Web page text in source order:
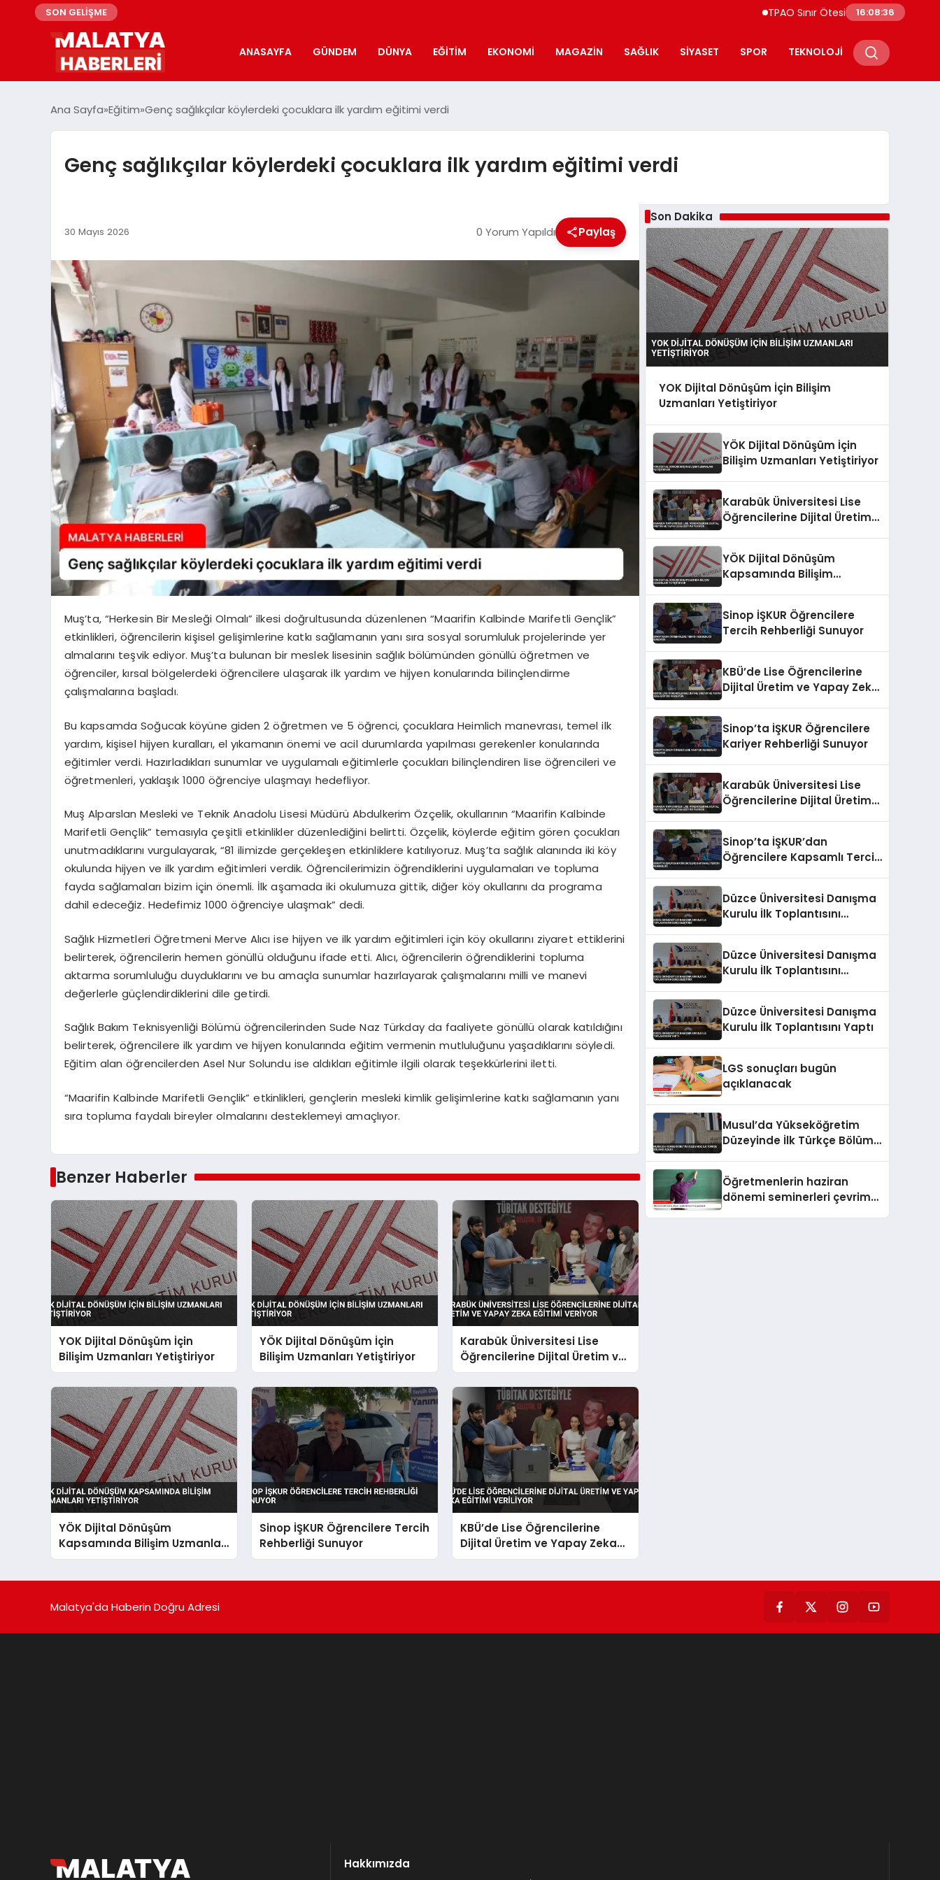
SON GELİŞME TPAO Sınır Ötesi Ortaklıklarını
16:08:37
ANASAYFA GÜNDEM DÜNYA EĞITIM EKONOMI MAGAZIN SAĞLIK SIYASET SPOR TEKNOLOJI
Ana Sayfa Eğitim Genç sağlıkçılar köylerdeki çocuklara ilk yardım eğitimi verdi
Genç sağlıkçılar köylerdeki çocuklara ilk yardım eğitimi verdi
30 Mayıs 2026 0 Yorum Yapıldı Paylaş
Muş’ta, “Herkesin Bir Mesleği Olmalı” ilkesi doğrultusunda düzenlenen “Maarifin Kalbinde Marifetli Gençlik”
etkinlikleri, öğrencilerin kişisel gelişimlerine katkı sağlamanın yanı sıra sosyal sorumluluk projelerinde yer
almalarını teşvik ediyor. Muş’ta bulunan bir meslek lisesinin sağlık bölümünden gönüllü öğretmen ve
öğrenciler, kırsal bölgelerdeki öğrencilere ulaşarak ilk yardım ve hijyen konularında bilinçlendirme
çalışmalarına başladı.
Bu kapsamda Soğucak köyüne giden 2 öğretmen ve 5 öğrenci, çocuklara Heimlich manevrası, temel ilk
yardım, kişisel hijyen kuralları, el yıkamanın önemi ve acil durumlarda yapılması gerekenler konularında
eğitimler verdi. Hazırladıkları sunumlar ve uygulamalı eğitimlerle çocukları bilinçlendiren lise öğrencileri ve
öğretmenleri, yaklaşık 1000 öğrenciye ulaşmayı hedefliyor.
Muş Alparslan Mesleki ve Teknik Anadolu Lisesi Müdürü Abdulkerim Özçelik, okullarının “Maarifin Kalbinde
Marifetli Gençlik” temasıyla çeşitli etkinlikler düzenlediğini belirtti. Özçelik, köylerde eğitim gören çocukları
unutmadıklarını vurgulayarak, “81 ilimizde gerçekleşen etkinliklere katılıyoruz. Muş’ta sağlık alanında iki köy
okulunda hijyen ve ilk yardım eğitimleri verdik. Öğrencilerimizin öğrendiklerini uygulamaları ve topluma
fayda sağlamaları bizim için önemli. İlk aşamada iki okulumuza gittik, diğer köy okullarını da programa
dahil edeceğiz. Hedefimiz 1000 öğrenciye ulaşmak” dedi.
Sağlık Hizmetleri Öğretmeni Merve Alıcı ise hijyen ve ilk yardım eğitimleri için köy okullarını ziyaret ettiklerini
belirterek, öğrencilerin hemen gönüllü olduğunu ifade etti. Alıcı, öğrencilerin öğrendiklerini topluma
aktarma sorumluluğu duyduklarını ve bu amaçla sunumlar hazırlayarak çalışmalarını milli ve manevi
değerlerle güçlendirdiklerini dile getirdi.
Sağlık Bakım Teknisyenliği Bölümü öğrencilerinden Sude Naz Türkday da faaliyete gönüllü olarak katıldığını
belirterek, öğrencilere ilk yardım ve hijyen konularında eğitim vermenin mutluluğunu yaşadıklarını söyledi.
Eğitim alan öğrencilerden Asel Nur Solundu ise aldıkları eğitimle ilgili olarak teşekkürlerini iletti.
“Maarifin Kalbinde Marifetli Gençlik” etkinlikleri, gençlerin mesleki kimlik gelişimlerine katkı sağlamanın yanı
sıra topluma faydalı bireyler olmalarını desteklemeyi amaçlıyor.
Benzer Haberler
YOK Dijital Dönüşüm İçin
Bilişim Uzmanları Yetiştiriyor
YÖK Dijital Dönüşüm İçin
Bilişim Uzmanları Yetiştiriyor
Karabük Üniversitesi Lise
Öğrencilerine Dijital Üretim ve
Yapay Zeka Eğitimi Veriyor
YÖK Dijital Dönüşüm
Kapsamında Bilişim Uzmanları
Yetiştiriyor
Sinop İŞKUR Öğrencilere Tercih
Rehberliği Sunuyor
KBÜ’de Lise Öğrencilerine
Dijital Üretim ve Yapay Zeka
Eğitimi Veriliyor
Son Dakika
YOK Dijital Dönüşüm İçin Bilişim
Uzmanları Yetiştiriyor
YÖK Dijital Dönüşüm İçin
Bilişim Uzmanları Yetiştiriyor
Karabük Üniversitesi Lise
Öğrencilerine Dijital Üretim
YÖK Dijital Dönüşüm
Kapsamında Bilişim
Sinop İŞKUR Öğrencilere
Tercih Rehberliği Sunuyor
KBÜ’de Lise Öğrencilerine
Dijital Üretim ve Yapay Zeka
Sinop’ta İŞKUR Öğrencilere
Kariyer Rehberliği Sunuyor
Karabük Üniversitesi Lise
Öğrencilerine Dijital Üretim
Sinop’ta İŞKUR’dan
Öğrencilere Kapsamlı Tercih
Düzce Üniversitesi Danışma
Kurulu İlk Toplantısını
Düzce Üniversitesi Danışma
Kurulu İlk Toplantısını
Düzce Üniversitesi Danışma
Kurulu İlk Toplantısını Yaptı
LGS sonuçları bugün
açıklanacak
Musul’da Yükseköğretim
Düzeyinde İlk Türkçe Bölümü
Öğretmenlerin haziran
dönemi seminerleri çevrim
Malatya'da Haberin Doğru Adresi
Hakkımızda